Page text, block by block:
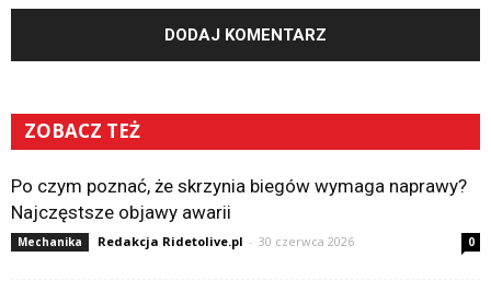
ZOBACZ TEŻ
Po czym poznać, że skrzynia biegów wymaga naprawy?
Najczęstsze objawy awarii
Mechanika Redakcja Ridetolive.pl - 30 czerwca 2026 0